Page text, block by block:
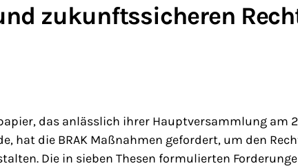
zukunftssicheren
das anlässlich ihrer Hauptversammlung am
hat die BRAK Maßnahmen gefordert, um den
Die in sieben Thesen formulierten